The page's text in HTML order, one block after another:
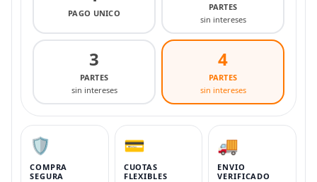
PAGO UNICO
PARTES
sin intereses
3
PARTES
sin intereses
4
PARTES
sin intereses
🛡️
COMPRA
SEGURA
💳
CUOTAS
FLEXIBLES
🚚
ENVIO
VERIFICADO